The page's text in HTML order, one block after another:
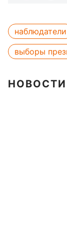
наблюдатели
выборы